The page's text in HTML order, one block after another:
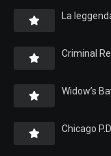
La
Criminal
Widow’s
Chicago